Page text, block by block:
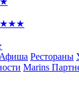
★★★
Афиша Рестораны
Marins